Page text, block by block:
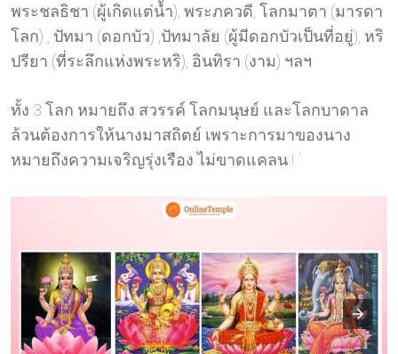
พระชลธิชา (ผู้เกิดแต่น้ำ), พระภควดี, โลกมาตา (มารดา
โลก) , ปัทมา (ดอกบัว) ,ปัทมาลัย (ผู้มีดอกบัวเป็นที่อยู่), หริ
ปรียา (ที่ระลึกแห่งพระหริ), อินทิรา (งาม) ฯลฯ
ทั้ง 3 โลก หมายถึง สวรรค์ โลกมนุษย์ และโลกบาดาล
ล้วนต้องการให้นางมาสถิตย์ เพราะการมาของนาง
หมายถึงความเจริญรุ่งเรือง ไม่ขาดแคลน ! `